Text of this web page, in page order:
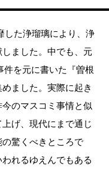
した浄瑠璃により、浄
ました。中でも、元
件を元に書いた『曽根
ました。実際に起き
のマスコミ事情と似
げ、現代にまで通じ
驚くべきところで
れるゆえんでもある